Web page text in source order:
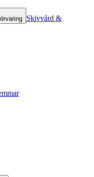
Skivvård &